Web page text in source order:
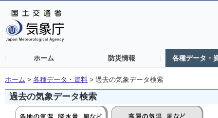
ホーム 防災情報 各種データ・
ホーム > 各種データ・資料 > 過去の気象データ検索
過去の気象データ検索